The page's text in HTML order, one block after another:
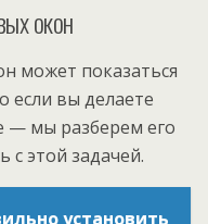
окон
может показаться
если вы делаете
— мы разберем его
с этой задачей.
установить